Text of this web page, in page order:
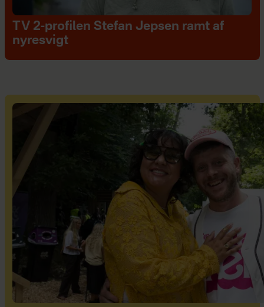
TV 2-profilen Stefan Jepsen ramt af
nyresvigt